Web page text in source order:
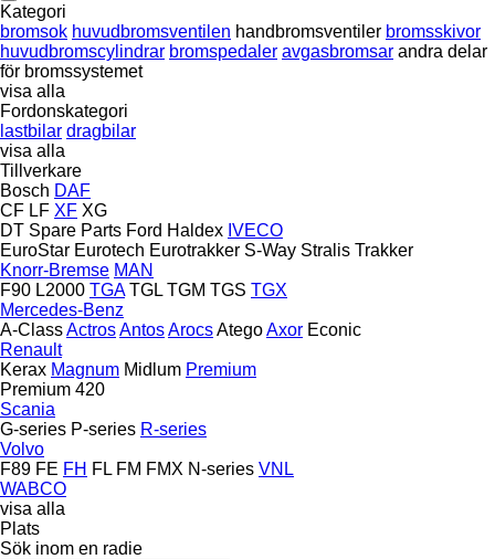
Kategori
bromsok huvudbromsventilen handbromsventiler bromsskivor
huvudbromscylindrar bromspedaler avgasbromsar andra delar
för bromssystemet
visa alla
Fordonskategori
lastbilar dragbilar
visa alla
Tillverkare
Bosch DAF
CF LF XF XG
DT Spare Parts Ford Haldex IVECO
EuroStar Eurotech Eurotrakker S-Way Stralis Trakker
Knorr-Bremse MAN
F90 L2000 TGA TGL TGM TGS TGX
Mercedes-Benz
A-ClassActrosAntosArocsAtegoAxor Econic
Renault
Kerax Magnum Midlum Premium
Premium 420
Scania
G-series P-series R-series
Volvo
F89 FE FH FL FM FMX N-series VNL
WABCO
visa alla
Plats
Sök inom en radie